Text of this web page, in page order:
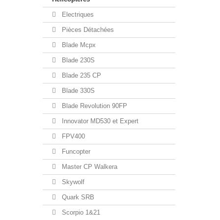
Electriques
Pièces Détachées
Blade Mcpx
Blade 230S
Blade 235 CP
Blade 330S
Blade Revolution 90FP
Innovator MD530 et Expert
FPV400
Funcopter
Master CP Walkera
Skywolf
Quark SRB
Scorpio 1&21